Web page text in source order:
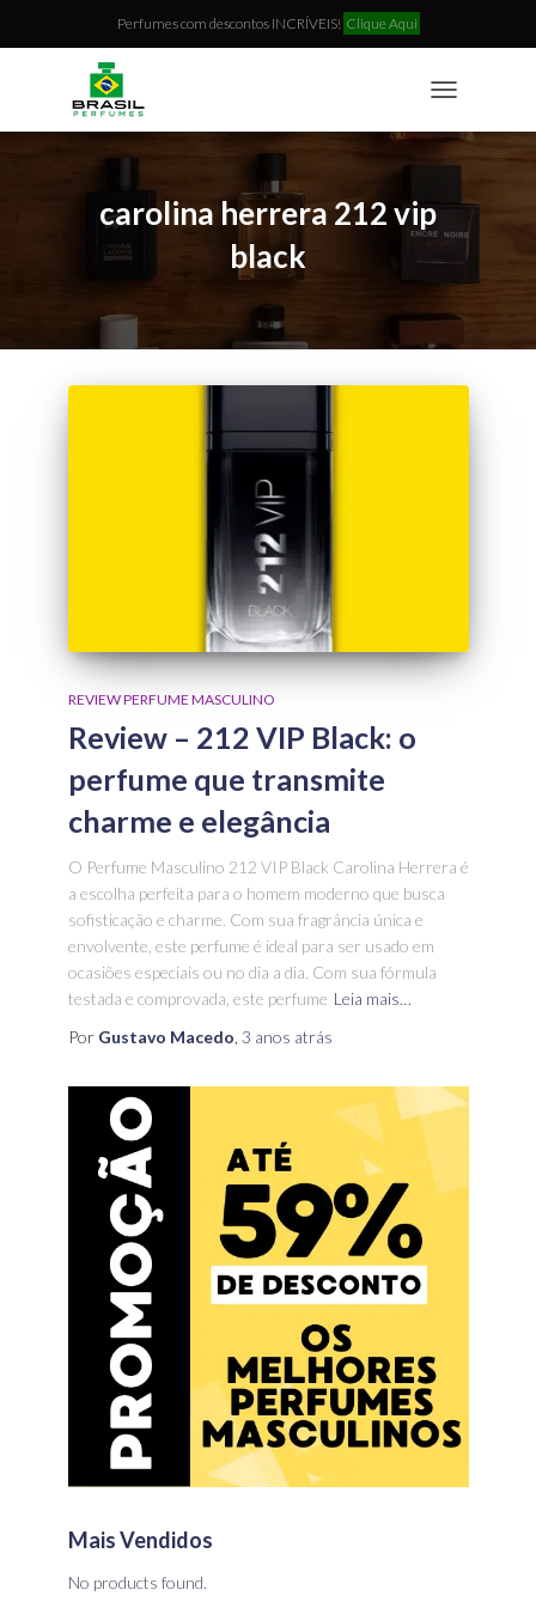
Perfumes com descontos INCRÍVEIS! Clique Aqui
NAVIGATION
carolina herrera 212 vip
black
REVIEW PERFUME MASCULINO
Review – 212 VIP Black: o
perfume que transmite
charme e elegância
O Perfume Masculino 212 VIP Black Carolina Herrera é
a escolha perfeita para o homem moderno que busca
sofisticação e charme. Com sua fragrância única e
envolvente, este perfume é ideal para ser usado em
ocasiões especiais ou no dia a dia. Com sua fórmula
testada e comprovada, este perfume Leia mais…
Por Gustavo Macedo 3 anos atrás
Mais Vendidos
No products found.